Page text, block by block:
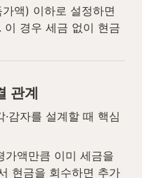
액) 이하로 설정하면
이 경우 세금 없이 현금
관계
감자를 설계할 때 핵심
가액만큼 이미 세금을
현금을 회수하면 추가